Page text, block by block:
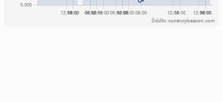
Źródło: currencybeacon.com